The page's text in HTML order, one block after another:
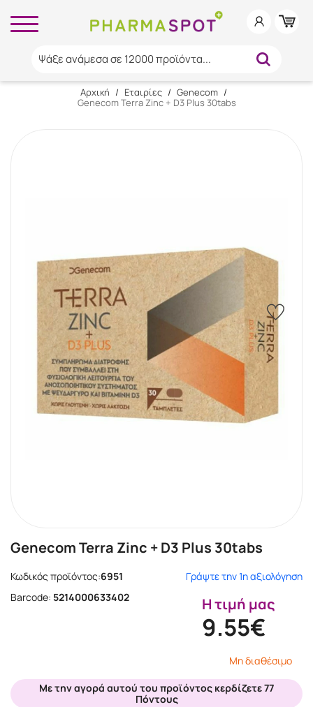
Ψάξε ανάμεσα σε 12000 προϊόντα...
Αρχική / Εταιρίες / Genecom /
Genecom Terra Zinc + D3 Plus 30tabs
Genecom Terra Zinc + D3 Plus 30tabs
Κωδικός προϊόντος:6951
Γράψτε την 1η αξιολόγηση
Barcode: 5214000633402 Η τιμή μας
9.55€
Μη διαθέσιμο
Με την αγορά αυτού του προϊόντος κερδίζετε 77
Πόντους